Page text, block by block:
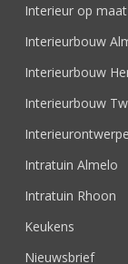
Interieur op maat
Interieurbouw
Interieurbouw
Interieurbouw
Intratuin Almelo
Intratuin Rhoon
Keukens
Nieuwsbrief